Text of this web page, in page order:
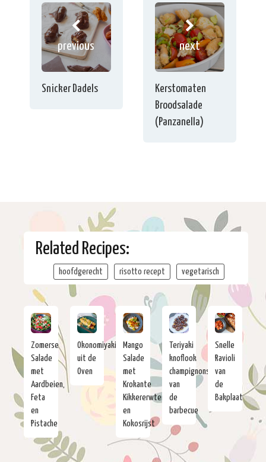
previous
Snicker Dadels
next
Kerstomaten
Broodsalade
(Panzanella)
Related Recipes:
hoofdgerecht risotto recept vegetarisch
Zomerse
Salade
met
Aardbeien,
Feta
en
Pistache
Okonomiyaki
uit de
Oven
Mango
Salade
met
Krokante
Kikkererwten
en
Kokosrijst
Teriyaki
knoflook
champignons
van
de
barbecue
Snelle
Ravioli
van
de
Bakplaat